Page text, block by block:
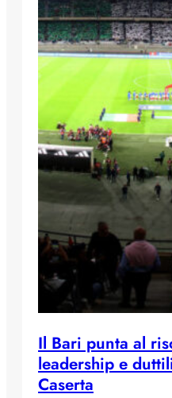
Il Bari punta al
leadership e
Caserta